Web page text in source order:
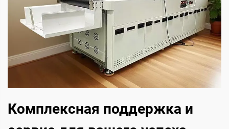
Комплексная поддержка и